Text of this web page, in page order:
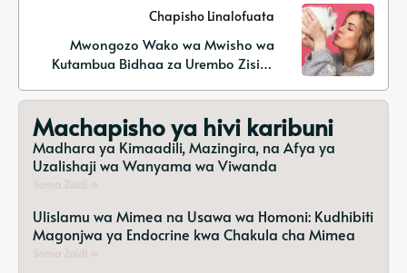
Chapisho Linalofuata
Mwongozo Wako wa Mwisho wa
Kutambua Bidhaa za Urembo Zisizo
Machapisho ya hivi karibuni
Madhara ya Kimaadili, Mazingira, na Afya ya
Uzalishaji wa Wanyama wa Viwanda
Ulislamu wa Mimea na Usawa wa Homoni: Kudhibiti
Magonjwa ya Endocrine kwa Chakula cha Mimea